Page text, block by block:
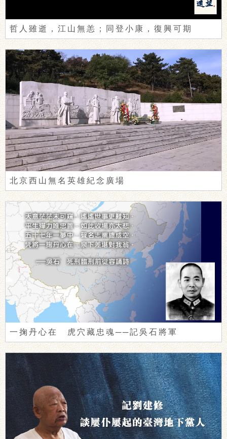
哲人雖逝，江山無恙；同登小康，復興可期
北京西山無名英雄紀念廣場
一掬丹心在 虎穴藏忠魂──記吳石將軍